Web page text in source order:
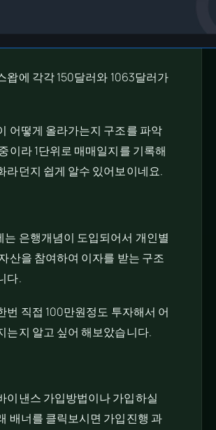
왑에 각각 150달러와 1063달러가
어떻게 올라가는지 구조를 파악
이라 1단위로 매매일지를 기록해
라던지 쉽게 알수 있어보이네요.
는 은행개념이 도입되어서 개인별
산을 참여하여 이자를 받는 구조
다.
번 직접 100만원정도 투자해서 어
는지 알고 싶어 해보았습니다.
이낸스 가입방법이나 가입하실
배너를 클릭보시면 가입진행 과